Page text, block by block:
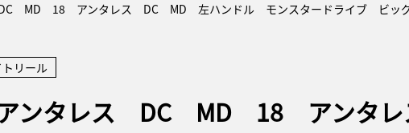
MD 18 アンタレス DC MD 左ハンドル モンスタードライブ ビッ
リール
ンタレス DC MD 18 アンタ